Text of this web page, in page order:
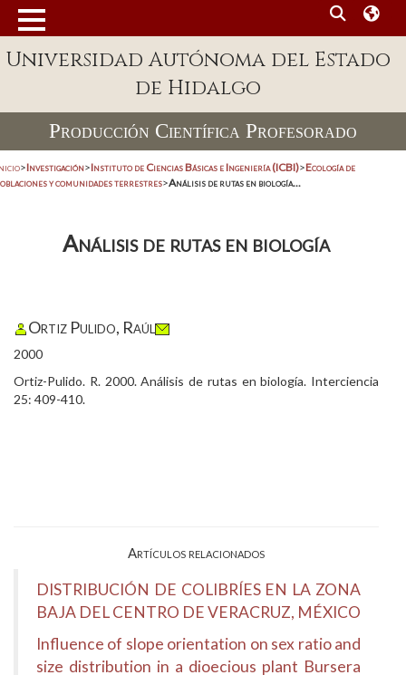
Universidad Autónoma del Estado
de Hidalgo
Producción Científica Profesorado
>Investigación>Instituto de Ciencias Básicas e Ingeniería (ICBI)>Ecología de
y comunidades terrestres>Análisis de rutas en biología...
Análisis de rutas en biología
Ortiz Pulido, Raúl
2000
Ortiz-Pulido. R. 2000. Análisis de rutas en biología. Interciencia
25: 409-410.
Artículos relacionados
DISTRIBUCIÓN DE COLIBRÍES EN LA ZONA
BAJA DEL CENTRO DE VERACRUZ, MÉXICO
Influence of slope orientation on sex ratio and
size distribution in a dioecious plant Bursera